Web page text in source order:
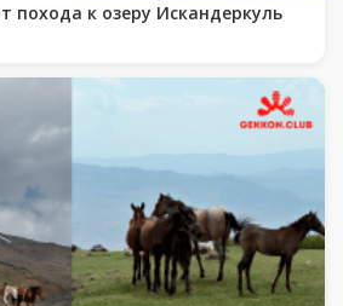
похода к озеру Искандеркуль